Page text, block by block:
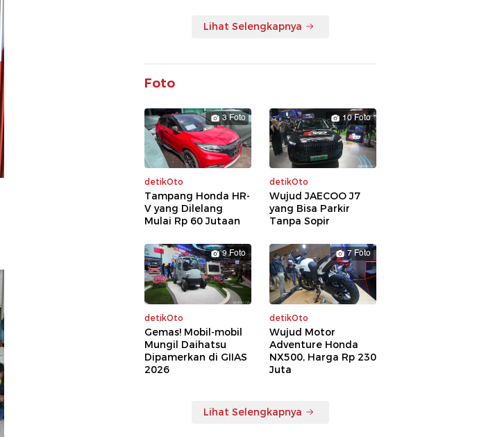
Lihat Selengkapnya
Foto
3 Foto
detikOto
Tampang Honda HR-
V yang Dilelang
Mulai Rp 60 Jutaan
10 Foto
detikOto
Wujud JAECOO J7
yang Bisa Parkir
Tanpa Sopir
9 Foto
detikOto
Gemas! Mobil-mobil
Mungil Daihatsu
Dipamerkan di GIIAS
2026
7 Foto
detikOto
Wujud Motor
Adventure Honda
NX500, Harga Rp 230
Juta
Lihat Selengkapnya